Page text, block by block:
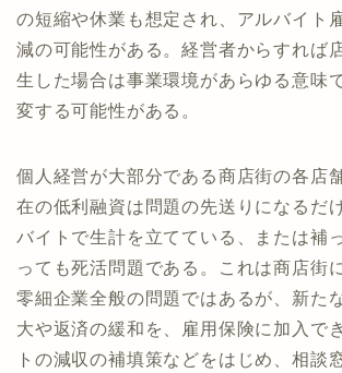
の短縮や休業も想定され、アルバイト
減の可能性がある。経営者からすれば
生した場合は事業環境があらゆる意味
変する可能性がある。
個人経営が大部分である商店街の各店
在の低利融資は問題の先送りになるだ
バイトで生計を立てている、または補
っても死活問題である。これは商店街
零細企業全般の問題ではあるが、新た
大や返済の緩和を、雇用保険に加入で
トの減収の補填策などをはじめ、相談